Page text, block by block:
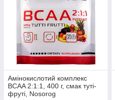
Амінокислотий комплекс
BCAA 2:1:1, 400 г, смак туті-
фруті, Nosorog